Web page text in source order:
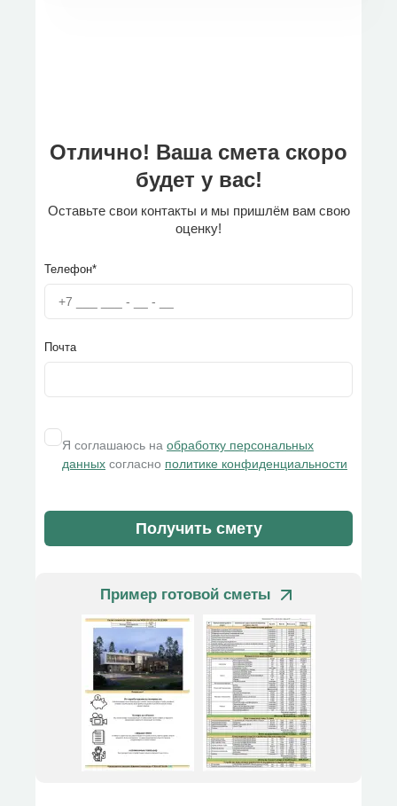
Отлично! Ваша смета скоро
будет у вас!
Оставьте свои контакты и мы пришлём вам свою
оценку!
Телефон*
Почта
Я соглашаюсь наобработку персональных
данных согласно политике конфиденциальности
Получить смету
Пример готовой сметы